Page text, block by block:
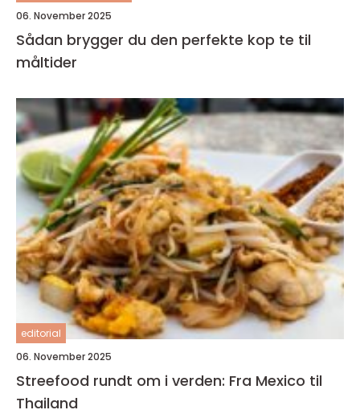
06. November 2025
Sådan brygger du den perfekte kop te til
måltider
editorial
06. November 2025
Streefood rundt om i verden: Fra Mexico til
Thailand